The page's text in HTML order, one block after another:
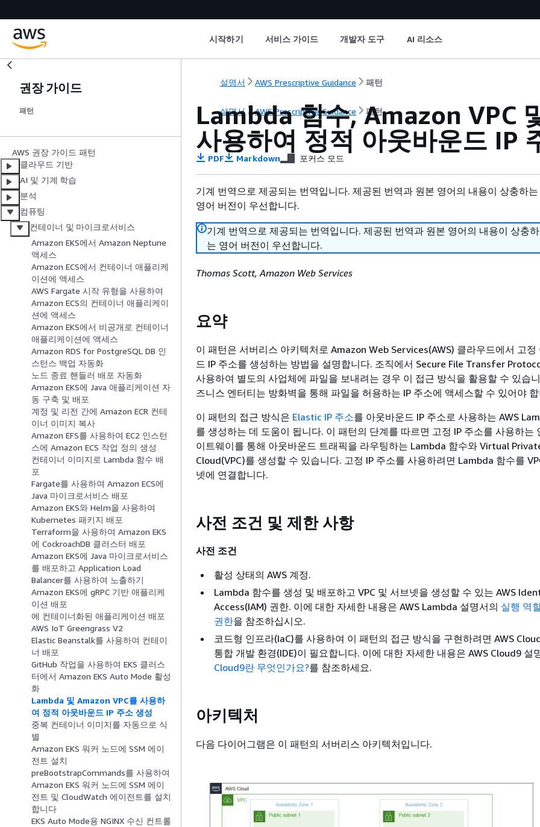
시작하기 서비스 가이드 개발자 도구 AI 리소스
권장 가이드
패턴
AWS 권장 가이드 패턴
클라우드 기반
AI 및 기계 학습
분석
컴퓨팅
컨테이너 및 마이크로서비스
Amazon EKS에서 Amazon Neptune
액세스
Amazon ECS에서 컨테이너 애플리케
이션에 액세스
AWS Fargate 시작 유형을 사용하여
Amazon ECS의 컨테이너 애플리케이
션에 액세스
Amazon EKS에서 비공개로 컨테이너
애플리케이션에 액세스
Amazon RDS for PostgreSQL DB 인
스턴스 백업 자동화
노드 종료 핸들러 배포 자동화
Amazon EKS에 Java 애플리케이션 자
동 구축 및 배포
계정 및 리전 간에 Amazon ECR 컨테
이너 이미지 복사
Amazon EFS를 사용하여 EC2 인스턴
스에 Amazon ECS 작업 정의 생성
컨테이너 이미지로 Lambda 함수 배
포
Fargate를 사용하여 Amazon ECS에
Java 마이크로서비스 배포
Amazon EKS와 Helm을 사용하여
Kubernetes 패키지 배포
Terraform을 사용하여 Amazon EKS
에 CockroachDB 클러스터 배포
Amazon EKS에 Java 마이크로서비스
를 배포하고 Application Load
Balancer를 사용하여 노출하기
Amazon EKS에 gRPC 기반 애플리케
이션 배포
에 컨테이너화된 애플리케이션 배포
AWS IoT Greengrass V2
Elastic Beanstalk를 사용하여 컨테이
너 배포
GitHub 작업을 사용하여 EKS 클러스
터에서 Amazon EKS Auto Mode 활성
화
Lambda 및 Amazon VPC를 사용하
여 정적 아웃바운드 IP 주소 생성
중복 컨테이너 이미지를 자동으로 식
별
Amazon EKS 워커 노드에 SSM 에이
전트 설치
preBootstrapCommands를 사용하여
Amazon EKS 워커 노드에 SSM 에이
전트 및 CloudWatch 에이전트를 설치
합니다
EKS Auto Mode용 NGINX 수신 컨트롤
설명서 AWS Prescriptive Guidance 패턴
설명서 AWS Prescriptive Guidance 패턴
Lambda 함수, Amazon VPC
사용하여 정적 아웃바운드 IP
PDF Markdown 포커스 모드
기계 번역으로 제공되는 번역입니다. 제공된 번역과 원본 영어의 내용이 상충하
영어 버전이 우선합니다.
기계 번역으로 제공되는 번역입니다. 제공된 번역과 원본 영어의 내용이 상충
는 영어 버전이 우선합니다.
Thomas Scott, Amazon Web Services
요약
이 패턴은 서버리스 아키텍처로 Amazon Web Services(AWS) 클라우드에서 고정
드 IP 주소를 생성하는 방법을 설명합니다. 조직에서 Secure File Transfer
사용하여 별도의 사업체에 파일을 보내려는 경우 이 접근 방식을 활용할 수 있습
즈니스 엔터티는 방화벽을 통해 파일을 허용하는 IP 주소에 액세스할 수 있어야
이 패턴의 접근 방식은 Elastic IP 주소를 아웃바운드 IP 주소로 사용하는 AWS
를 생성하는 데 도움이 됩니다. 이 패턴의 단계를 따르면 고정 IP 주소를 사용하는
이트웨이를 통해 아웃바운드 트래픽을 라우팅하는 Lambda 함수와 Virtual
Cloud(VPC)를 생성할 수 있습니다. 고정 IP 주소를 사용하려면 Lambda 함수를
넷에 연결합니다.
사전 조건 및 제한 사항
사전 조건
활성 상태의 AWS 계정.
Lambda 함수를 생성 및 배포하고 VPC 및 서브넷을 생성할 수 있는 AWS
Access(IAM) 권한. 이에 대한 자세한 내용은 AWS Lambda 설명서의 실행 역
권한을 참조하십시오.
코드형 인프라(IaC)를 사용하여 이 패턴의 접근 방식을 구현하려면 AWS
통합 개발 환경(IDE)이 필요합니다. 이에 대한 자세한 내용은 AWS Cloud9 설
Cloud9란 무엇인가요?를 참조하세요.
아키텍처
다음 다이어그램은 이 패턴의 서버리스 아키텍처입니다.